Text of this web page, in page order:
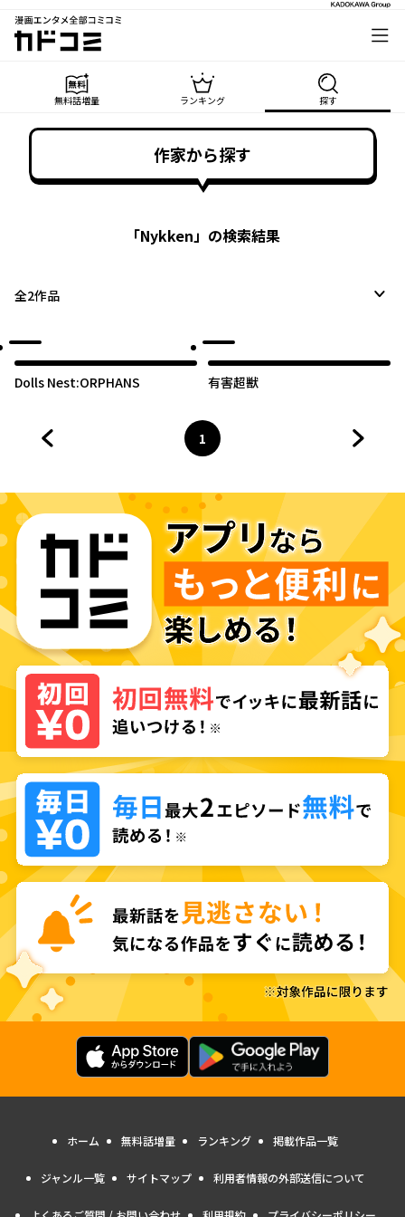
漫画エンタメ全部コミコミ
カドコミ
無料話増量 ランキング 探す
作家から探す
「Nykken」の検索結果
全2作品
Dolls Nest:ORPHANS 有害超獣
ページ
1
へ
ホーム 無料話増量 ランキング 掲載作品一覧
ジャンル一覧 サイトマップ 利用者情報の外部送信について